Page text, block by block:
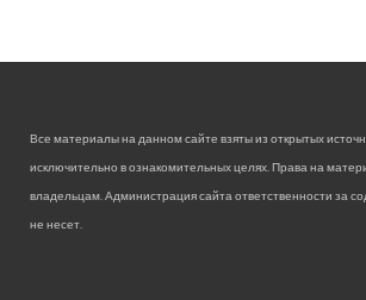
Все материалы на данном сайте взяты из открытых
исключительно в ознакомительных целях. Права на
владельцам. Администрация сайта ответственности за
не несет.